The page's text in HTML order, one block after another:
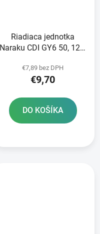
Riadiaca jednotka
Naraku CDI GY6 50, 125,
€7,89 bez DPH
€9,70
DO KOŠÍKA